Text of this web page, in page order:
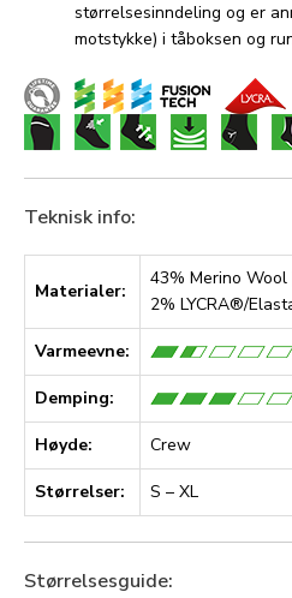
størrelsesinndeling og er
motstykke) i tåboksen og
Teknisk info:
Materialer:
43% Merino Wool
2% LYCRA®/
Varmeevne:
Demping:
Høyde: Crew
Størrelser: S – XL
Størrelsesguide: